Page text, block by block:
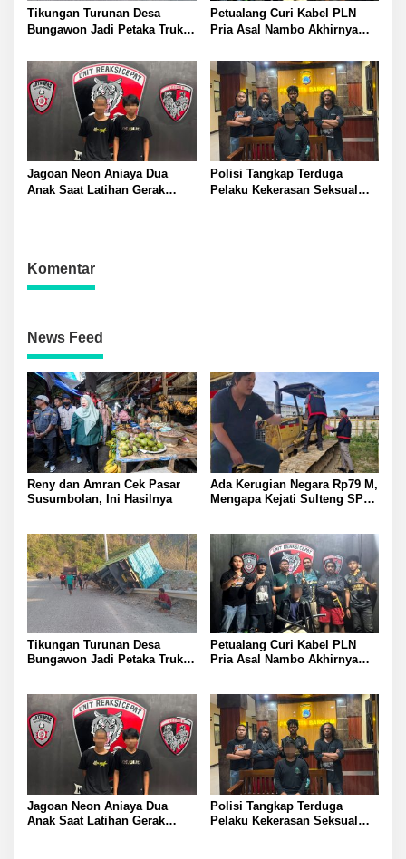
Tikungan Turunan Desa
Bungawon Jadi Petaka Truk
Terperosok dan Rusak Berat
Petualang Curi Kabel PLN
Pria Asal Nambo Akhirnya
Jagoan Neon Aniaya Dua
Anak Saat Latihan Gerak
Polisi Tangkap Terduga
Pelaku Kekerasan Seksual
Komentar
News Feed
Reny dan Amran Cek Pasar
Susumbolan, Ini Hasilnya
Ada Kerugian Negara Rp79 M,
Mengapa Kejati Sulteng SP3
Tikungan Turunan Desa
Bungawon Jadi Petaka Truk
Petualang Curi Kabel PLN
Pria Asal Nambo Akhirnya
Jagoan Neon Aniaya Dua
Anak Saat Latihan Gerak
Polisi Tangkap Terduga
Pelaku Kekerasan Seksual